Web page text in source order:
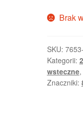
Brak
SKU:
Kategorii:
wsteczne,
Znaczniki: